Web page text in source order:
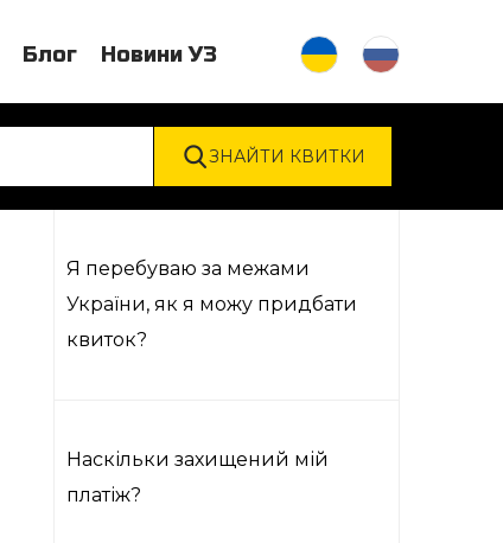
Блог Новини УЗ
Я перебуваю за межами
України, як я можу придбати
квиток?
Наскільки захищений мій
платіж?